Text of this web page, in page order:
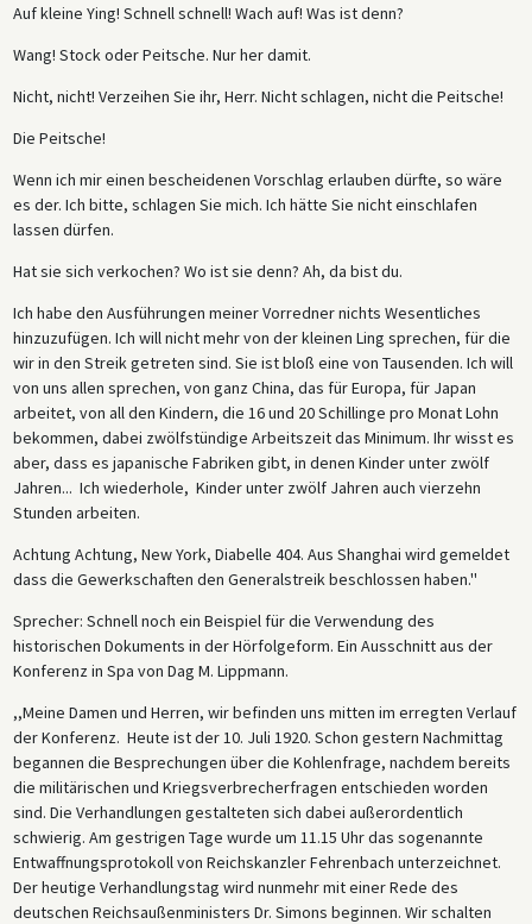
Auf kleine Ying! Schnell schnell! Wach auf! Was ist denn?
Wang! Stock oder Peitsche. Nur her damit.
Nicht, nicht! Verzeihen Sie ihr, Herr. Nicht schlagen, nicht die Peitsche!
Die Peitsche!
Wenn ich mir einen bescheidenen Vorschlag erlauben dürfte, so wäre
es der. Ich bitte, schlagen Sie mich. Ich hätte Sie nicht einschlafen
lassen dürfen.
Hat sie sich verkochen? Wo ist sie denn? Ah, da bist du.
Ich habe den Ausführungen meiner Vorredner nichts Wesentliches
hinzuzufügen. Ich will nicht mehr von der kleinen Ling sprechen, für die
wir in den Streik getreten sind. Sie ist bloß eine von Tausenden. Ich will
von uns allen sprechen, von ganz China, das für Europa, für Japan
arbeitet, von all den Kindern, die 16 und 20 Schillinge pro Monat Lohn
bekommen, dabei zwölfstündige Arbeitszeit das Minimum. Ihr wisst es
aber, dass es japanische Fabriken gibt, in denen Kinder unter zwölf
Jahren... Ich wiederhole, Kinder unter zwölf Jahren auch vierzehn
Stunden arbeiten.
Achtung Achtung, New York, Diabelle 404. Aus Shanghai wird gemeldet
dass die Gewerkschaften den Generalstreik beschlossen haben.''
Sprecher: Schnell noch ein Beispiel für die Verwendung des
historischen Dokuments in der Hörfolgeform. Ein Ausschnitt aus der
Konferenz in Spa von Dag M. Lippmann.
,,Meine Damen und Herren, wir befinden uns mitten im erregten Verlauf
der Konferenz. Heute ist der 10. Juli 1920. Schon gestern Nachmittag
begannen die Besprechungen über die Kohlenfrage, nachdem bereits
die militärischen und Kriegsverbrecherfragen entschieden worden
sind. Die Verhandlungen gestalteten sich dabei außerordentlich
schwierig. Am gestrigen Tage wurde um 11.15 Uhr das sogenannte
Entwaffnungsprotokoll von Reichskanzler Fehrenbach unterzeichnet.
Der heutige Verhandlungstag wird nunmehr mit einer Rede des
deutschen Reichsaußenministers Dr. Simons beginnen. Wir schalten